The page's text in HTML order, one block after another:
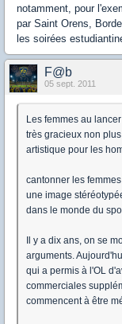
notamment, pour
par Saint Orens,
les soirées
F@b
05 sept. 2011
Les femmes au
très gracieux non
artistique pour les
cantonner les
une image
dans le monde du
Il y a dix ans, on se
arguments.
qui a permis à l'OL
commerciales
commencent à être